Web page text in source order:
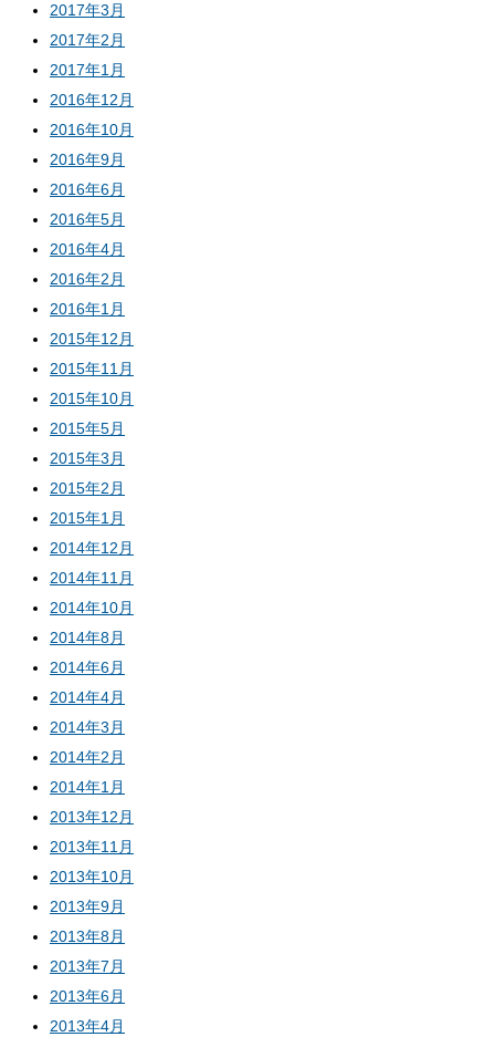
2017年3月
2017年2月
2017年1月
2016年12月
2016年10月
2016年9月
2016年6月
2016年5月
2016年4月
2016年2月
2016年1月
2015年12月
2015年11月
2015年10月
2015年5月
2015年3月
2015年2月
2015年1月
2014年12月
2014年11月
2014年10月
2014年8月
2014年6月
2014年4月
2014年3月
2014年2月
2014年1月
2013年12月
2013年11月
2013年10月
2013年9月
2013年8月
2013年7月
2013年6月
2013年4月